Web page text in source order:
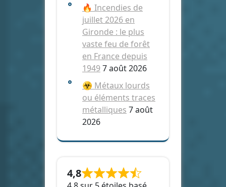
🔥 Incendies de
juillet 2026 en
Gironde : le plus
vaste feu de forêt
en France depuis
19497 août 2026
☣️ Métaux lourds
ou éléments traces
métalliques 7 août
2026
4,8